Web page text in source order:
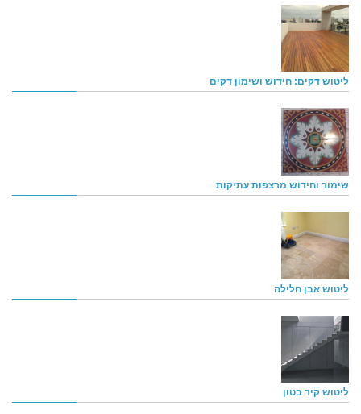
ליטוש דקים: חידוש ושימון דקים
שימור וחידוש מרצפות עתיקות
ליטוש אבן חלילה
ליטוש קיר בטון